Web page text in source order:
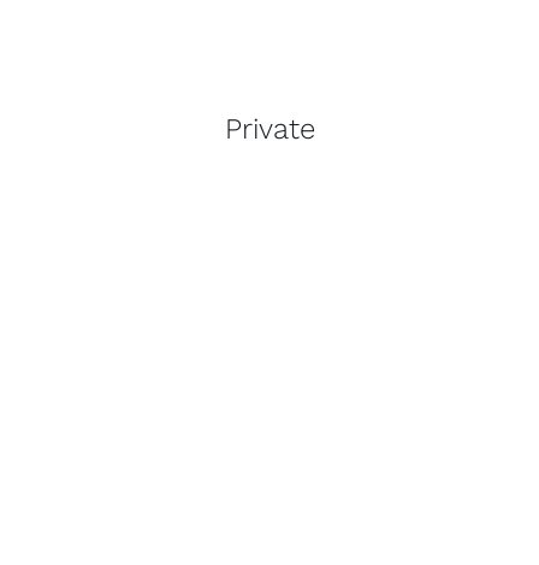
Private